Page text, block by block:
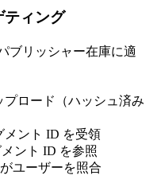
ティング
ブリッシャー在庫に適
ロード（ハッシュ済み
メント ID を受領
ント ID を参照
ユーザーを照合